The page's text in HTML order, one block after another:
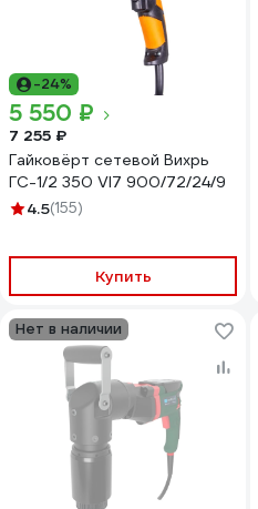
-24%
5 550 ₽
7 255 ₽
Гайковёрт сетевой Вихрь
ГС-1/2 350 VI7 900/72/24/9
4.5(155)
Купить
Нет в наличии